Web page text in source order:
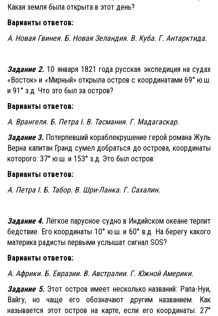
Какая земля была открыта в этот день?
Варианты ответов:
А. Новая Гвинея. Б. Новая Зеландия. В. Куба. Г. Антарктида.
Задание 2. 10 января 1821 года русская экспедиция на судах
«Восток» и «Мирный» открыла остров с координатами 69° ю.ш.
и 91° з.д. Что это был за остров?
Варианты ответов:
А. Врангеля. Б. Петра I. В. Тасмания. Г. Мадагаскар.
Задание 3. Потерпевший кораблекрушение герой романа Жуль
Верна капитан Гранд сумел добраться до острова, координаты
которого: 37° ю.ш. и 153° з.д. Это был остров:
Варианты ответов:
А. Петра I. Б. Табор. В. Шри-Ланка. Г. Сахалин.
Задание 4. Лёгкое парусное судно в Индийском океане терпит
бедствие. Его координаты 10° ю.ш. и 60° в.д. На берегу какого
материка радисты первыми услышат сигнал SOS?
Варианты ответов:
А. Африки. Б. Евразии. В. Австралии. Г. Южной Америки.
Задание 5. Этот остров имеет несколько названий: Рапа-Нуи,
Вайгу, но чаще его обозначают другим названием. Как
называется этот остров на карте, если его координаты: 27°